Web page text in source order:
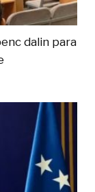
dalin para